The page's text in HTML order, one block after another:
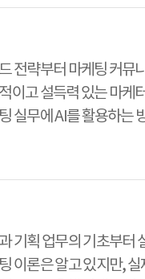
전략부터 마케팅 커뮤
이고 설득력 있는 마케
실무에 AI를 활용하는
기획 업무의 기초부터
이론은 알고 있지만,